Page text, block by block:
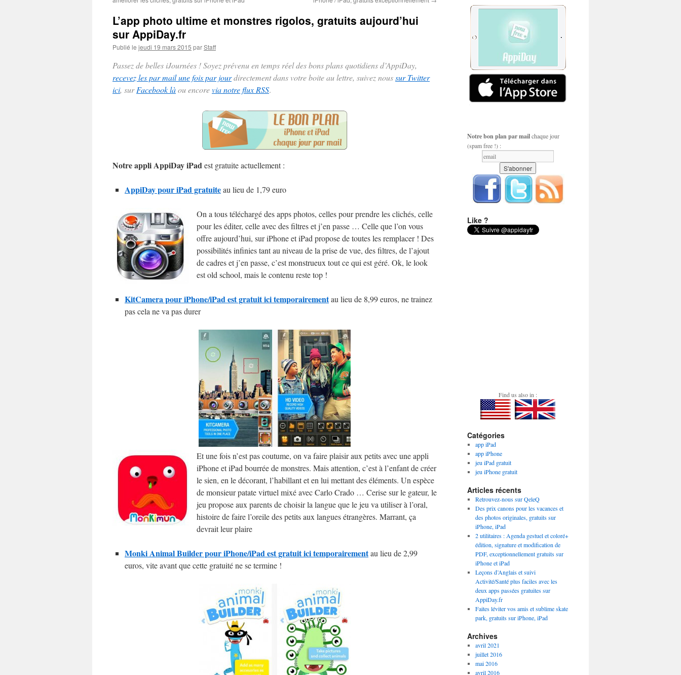
L’app photo ultime et monstres rigolos, gratuits aujourd’hui
sur AppiDay.fr
Publié le jeudi 19 mars 2015 parStaff
Passez de belles iJournées ! Soyez prévenu en temps réel des bons plans quotidiens d’AppiDay,
recevez les par mail une fois par jourdirectement dans votre boite au lettre, suivez noussur Twitter
ici, surFacebook làou encorevia notre flux RSS.
Notre appli AppiDay iPadest gratuite actuellement :
AppiDay pour iPad gratuiteau lieu de 1,79 euro
On a tous téléchargé des apps photos, celles pour prendre les clichés, celle
pour les éditer, celle avec des filtres et j’en passe … Celle que l’on vous
offre aujourd’hui, sur iPhone et iPad propose de toutes les remplacer ! Des
possibilités infinies tant au niveau de la prise de vue, des filtres, de l’ajout
de cadres et j’en passe, c’est monstrueux tout ce qui est géré. Ok, le look
est old school, mais le contenu reste top !
KitCamera pour iPhone/iPad est gratuit ici temporairementau lieu de 8,99 euros, ne trainez
pas cela ne va pas durer
Et une fois n’est pas coutume, on va faire plaisir aux petits avec une appli
iPhone et iPad bourrée de monstres. Mais attention, c’est à l’enfant de créer
le sien, en le décorant, l’habillant et en lui mettant des éléments. Un espèce
de monsieur patate virtuel mixé avec Carlo Crado … Cerise sur le gateur, le
jeu propose aux parents de choisir la langue que le jeu va utiliser à l’oral,
histoire de faire l’oreile des petits aux langues étrangères. Marrant, ça
devrait leur plaire
Monki Animal Builder pour iPhone/iPad est gratuit ici temporairementau lieu de 2,99
euros, vite avant que cette gratuité ne se termine !
Notre bon plan par mailchaque jour
(spam free !) :
Like ?
Find us also in :
Catégories
app iPad
app iPhone
jeu iPad gratuit
jeu iPhone gratuit
Articles récents
Retrouvez-nous sur QeleQ
Des prix canons pour les vacances et
des photos originales, gratuits sur
iPhone, iPad
2 utilitaires : Agenda gestuel et coloré+
édition, signature et modification de
PDF, exceptionnellement gratuits sur
iPhone et iPad
Leçons d’Anglais et suivi
Activité/Santé plus faciles avec les
deux apps passées gratuites sur
AppiDay.fr
Faites léviter vos amis et sublime skate
park, gratuits sur iPhone, iPad
Archives
avril 2021
juillet 2016
mai 2016
avril 2016